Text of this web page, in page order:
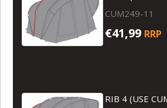
CUM249-11
€41,99 RRP
RIB 4 (USE